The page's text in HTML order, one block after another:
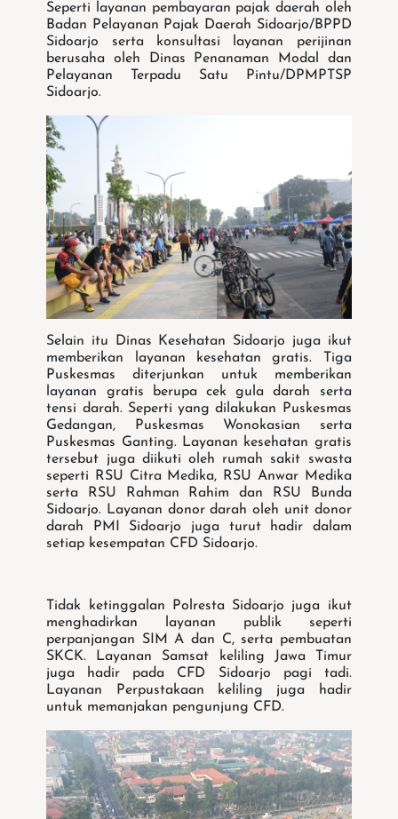
Seperti layanan pembayaran pajak daerah oleh
Badan Pelayanan Pajak Daerah Sidoarjo/BPPD
Sidoarjo serta konsultasi layanan perijinan
berusaha oleh Dinas Penanaman Modal dan
Pelayanan Terpadu Satu Pintu/DPMPTSP
Sidoarjo.
Selain itu Dinas Kesehatan Sidoarjo juga ikut
memberikan layanan kesehatan gratis. Tiga
Puskesmas diterjunkan untuk memberikan
layanan gratis berupa cek gula darah serta
tensi darah. Seperti yang dilakukan Puskesmas
Gedangan, Puskesmas Wonokasian serta
Puskesmas Ganting. Layanan kesehatan gratis
tersebut juga diikuti oleh rumah sakit swasta
seperti RSU Citra Medika, RSU Anwar Medika
serta RSU Rahman Rahim dan RSU Bunda
Sidoarjo. Layanan donor darah oleh unit donor
darah PMI Sidoarjo juga turut hadir dalam
setiap kesempatan CFD Sidoarjo.
Tidak ketinggalan Polresta Sidoarjo juga ikut
menghadirkan layanan publik seperti
perpanjangan SIM A dan C, serta pembuatan
SKCK. Layanan Samsat keliling Jawa Timur
juga hadir pada CFD Sidoarjo pagi tadi.
Layanan Perpustakaan keliling juga hadir
untuk memanjakan pengunjung CFD.